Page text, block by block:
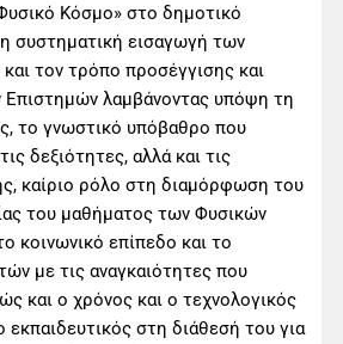
Κόσμο» στο δημοτικό
συστηματική εισαγωγή των
τον τρόπο προσέγγισης και
λαμβάνοντας υπόψη τη
το γνωστικό υπόβαθρο που
δεξιότητες, αλλά και τις
καίριο ρόλο στη διαμόρφωση του
του μαθήματος των Φυσικών
κοινωνικό επίπεδο και το
με τις αναγκαιότητες που
και ο χρόνος και ο τεχνολογικός
εκπαιδευτικός στη διάθεσή του για